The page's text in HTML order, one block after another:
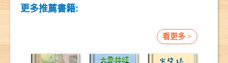
更多推薦書籍:
看更多 >